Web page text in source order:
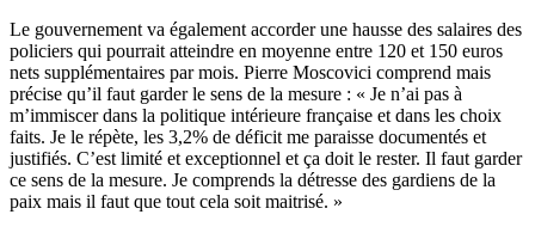
Le gouvernement va également accorder une hausse des salaires des
policiers qui pourrait atteindre en moyenne entre 120 et 150 euros
nets supplémentaires par mois. Pierre Moscovici comprend mais
précise qu’il faut garder le sens de la mesure : « Je n’ai pas à
m’immiscer dans la politique intérieure française et dans les choix
faits. Je le répète, les 3,2% de déficit me paraisse documentés et
justifiés. C’est limité et exceptionnel et ça doit le rester. Il faut garder
ce sens de la mesure. Je comprends la détresse des gardiens de la
paix mais il faut que tout cela soit maitrisé. »